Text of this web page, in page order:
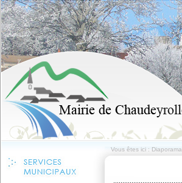
Vous êtes ici : Diaporama